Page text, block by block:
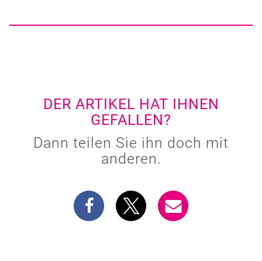
DER ARTIKEL HAT IHNEN
GEFALLEN?
Dann teilen Sie ihn doch mit
anderen.